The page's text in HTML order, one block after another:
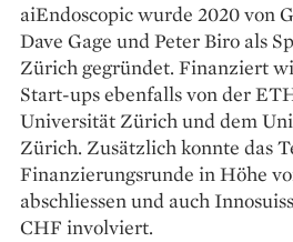
aiEndoscopic wurde 2020 von
Dave Gage und Peter Biro als
Zürich gegründet. Finanziert
Start-ups ebenfalls von der
Universität Zürich und dem
Zürich. Zusätzlich konnte das
Finanzierungsrunde in Höhe
abschliessen und auch
CHF involviert.